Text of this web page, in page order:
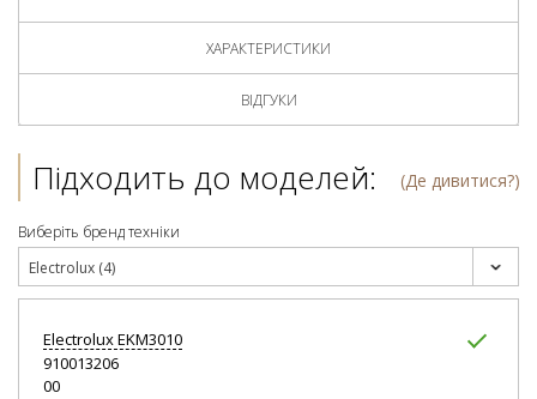
ХАРАКТЕРИСТИКИ
ВІДГУКИ
Підходить до моделей: (Де дивитися?)
Виберіть бренд техніки
Electrolux (4)
ElectroluxEKM3010
910013206
00